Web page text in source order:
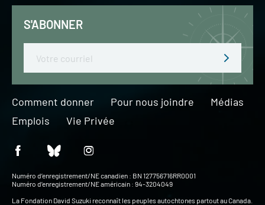
S'ABONNER
Comment donner Pour nous joindre
Médias
Emplois
Vie Privée
Numéro d’enregistrement/NE canadien : BN 127756716RR0001
Numéro d’enregistrement/NE américain : 94-3204049
La Fondation David Suzuki reconnaît les peuples autochtones partout au Canada.